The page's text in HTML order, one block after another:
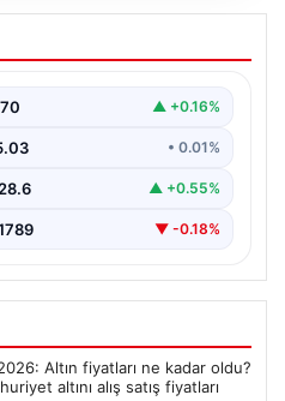
Heimlich
personele ödül
Belgesi", "content": ▲ +0.16%
• 0.01%
▲ +0.55%
▼ -0.18%
Altın fiyatları ne kadar oldu?
altını alış satış fiyatları